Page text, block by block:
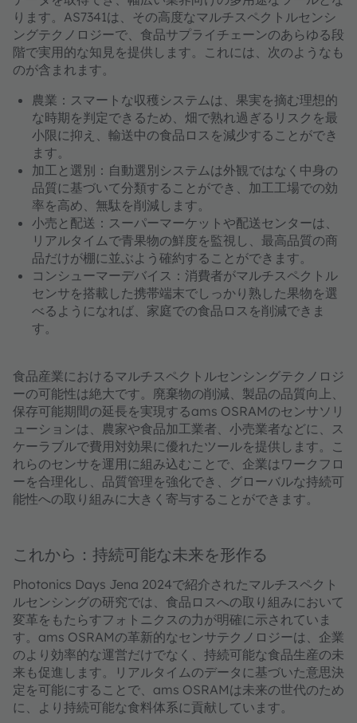
ります。AS7341は、その高度なマルチスペクトルセンシ
ングテクノロジーで、食品サプライチェーンのあらゆる段
階で実用的な知見を提供します。これには、次のようなも
のが含まれます。
農業：スマートな収穫システムは、果実を摘む理想的
な時期を判定できるため、畑で熟れ過ぎるリスクを最
小限に抑え、輸送中の食品ロスを減少することができ
ます。
加工と選別：自動選別システムは外観ではなく中身の
品質に基づいて分類することができ、加工工場での効
率を高め、無駄を削減します。
小売と配送：スーパーマーケットや配送センターは、
リアルタイムで青果物の鮮度を監視し、最高品質の商
品だけが棚に並ぶよう確約することができます。
コンシューマーデバイス：消費者がマルチスペクトル
センサを搭載した携帯端末でしっかり熟した果物を選
べるようになれば、家庭での食品ロスを削減できま
す。
食品産業におけるマルチスペクトルセンシングテクノロジ
ーの可能性は絶大です。廃棄物の削減、製品の品質向上、
保存可能期間の延長を実現するams OSRAMのセンサソリ
ューションは、農家や食品加工業者、小売業者などに、ス
ケーラブルで費用対効果に優れたツールを提供します。こ
れらのセンサを運用に組み込むことで、企業はワークフロ
ーを合理化し、品質管理を強化でき、グローバルな持続可
能性への取り組みに大きく寄与することができます。
これから：持続可能な未来を形作る
Photonics Days Jena 2024で紹介されたマルチスペクト
ルセンシングの研究では、食品ロスへの取り組みにおいて
変革をもたらすフォトニクスの力が明確に示されていま
す。ams OSRAMの革新的なセンサテクノロジーは、企業
のより効率的な運営だけでなく、持続可能な食品生産の未
来も促進します。リアルタイムのデータに基づいた意思決
定を可能にすることで、ams OSRAMは未来の世代のため
に、より持続可能な食料体系に貢献しています。